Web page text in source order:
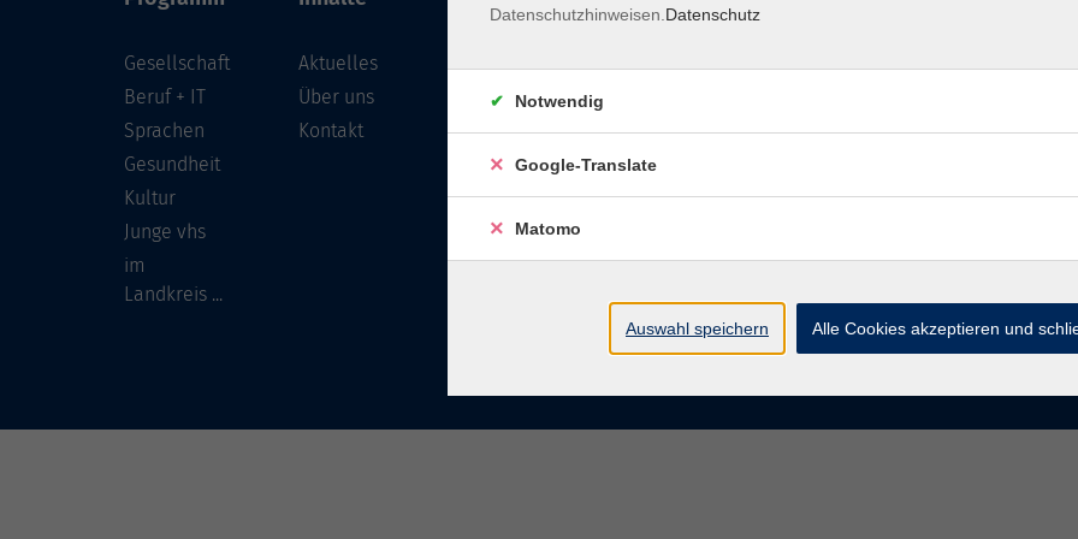
Gesellschaft
Beruf + IT
Sprachen
Gesundheit
Kultur
Junge vhs
im
Landkreis ...
Aktuelles
Über uns
Kontakt
96450 Coburg
info@vhs-coburg.de
Tel: 09561 8825-0
Datenschutzhinweisen. Datenschutz
Notwendig
Google-Translate
Matomo
Auswahl speichern Alle Cookies akzeptieren und